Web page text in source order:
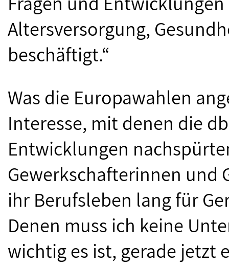
Altersversorgung,
beschäftigt.“
Was die Europawahlen
Interesse, mit denen die
Entwicklungen
Gewerkschafterinnen und
ihr Berufsleben lang für
Denen muss ich keine
wichtig es ist, gerade jetzt